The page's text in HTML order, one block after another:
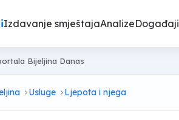
Izdavanje smještajaAnalizeDogađaji
Bijeljina Danas
Usluge Ljepota i njega